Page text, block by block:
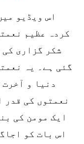
اس ویڈیو
کردہ عظیم
شکر گزاری
گئی ہے۔ یہ
دنیا و
نعمتوں کی قدر
ایک مومن کی
اس بات کو